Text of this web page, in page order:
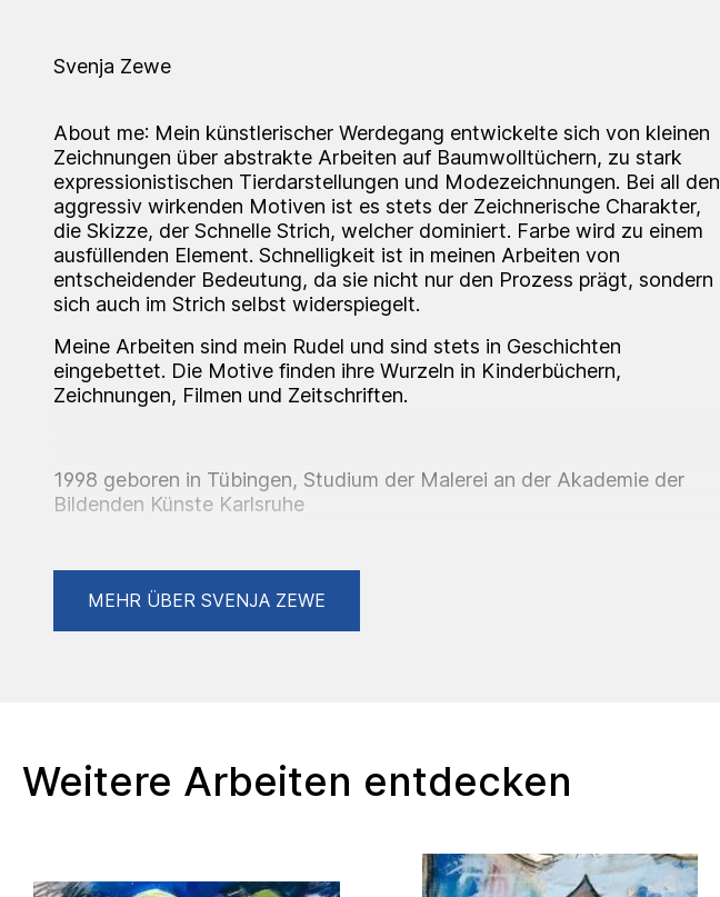
Svenja Zewe
About me: Mein künstlerischer Werdegang entwickelte sich von kleinen
Zeichnungen über abstrakte Arbeiten auf Baumwolltüchern, zu stark
expressionistischen Tierdarstellungen und Modezeichnungen. Bei all den
aggressiv wirkenden Motiven ist es stets der Zeichnerische Charakter,
die Skizze, der Schnelle Strich, welcher dominiert. Farbe wird zu einem
ausfüllenden Element. Schnelligkeit ist in meinen Arbeiten von
entscheidender Bedeutung, da sie nicht nur den Prozess prägt, sondern
sich auch im Strich selbst widerspiegelt.
Meine Arbeiten sind mein Rudel und sind stets in Geschichten
eingebettet. Die Motive finden ihre Wurzeln in Kinderbüchern,
Zeichnungen, Filmen und Zeitschriften.
1998 geboren in Tübingen, Studium der Malerei an der Akademie der
Bildenden Künste Karlsruhe
der Künste Wien,
2025 abgeschlossenes Studium an der Akademie der Bildenden Künste
Karlsruhe bei Tatjana Doll.
2025 Gruppenausstellung, M2, Strzelski Galerie Stuttgart
2024 Gruppenausstellung im Gottesauer Eck Karlsruhe
MEHR ÜBER SVENJA ZEWE
Weitere Arbeiten entdecken